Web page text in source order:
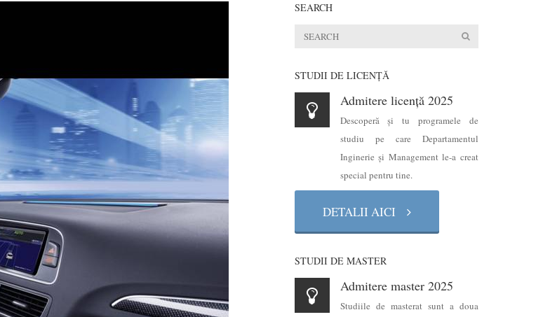
SEARCH
STUDII DE LICENŢĂ
Admitere licență 2025
Descoperă şi tu programele de
studiu pe care Departamentul
Inginerie şi Management le-a creat
special pentru tine.
DETALII AICI
STUDII DE MASTER
Admitere master 2025
Studiile de masterat sunt a doua